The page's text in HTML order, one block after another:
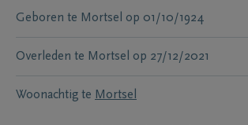
Geboren te Mortsel op 01/10/1924
Overleden te Mortsel op 27/12/2021
Woonachtig te Mortsel